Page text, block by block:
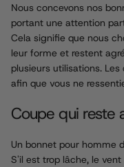
Nous concevons nos
portant une attention
Cela signifie que nous
leur forme et restent
plusieurs utilisations.
afin que vous ne
Coupe qui reste
Un bonnet pour homme
S'il est trop lâche, le